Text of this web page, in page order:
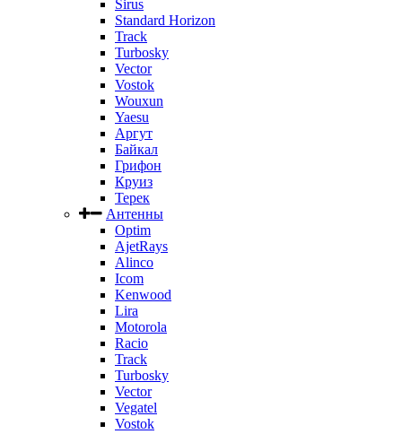
Sirus
Standard Horizon
Track
Turbosky
Vector
Vostok
Wouxun
Yaesu
Аргут
Байкал
Грифон
Круиз
Терек
Антенны
Optim
AjetRays
Alinco
Icom
Kenwood
Lira
Motorola
Racio
Track
Turbosky
Vector
Vegatel
Vostok